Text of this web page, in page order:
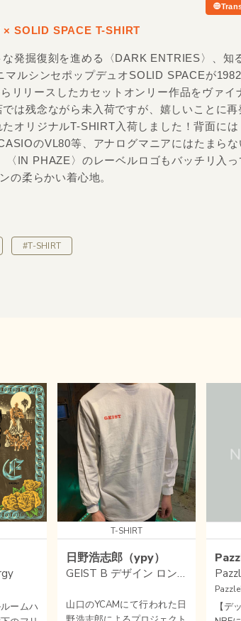
SOLID SPACE T-SHIRT
発掘復刻を進める〈DARK ENTRIES〉、知
マルシンセポップデュオSOLID SPACEが
リリースしたカセットオンリー作品をヴァイ
では残念ながら未入荷ですが、嬉しいことに再
オリジナルT-SHIRT入荷しました！背面には
のVL80等、アナログマニアにはたまらな
〈IN PHAZE〉のレーベルロゴもバッチリ入っ
の柔らかい着心地。
#T-SHIRT
ームハ
T-SHIRT
日野浩志郎（ypy）
GEIST B デザイン ロングTシャツ M-size
山口のYCAMにて行われた日
【デ